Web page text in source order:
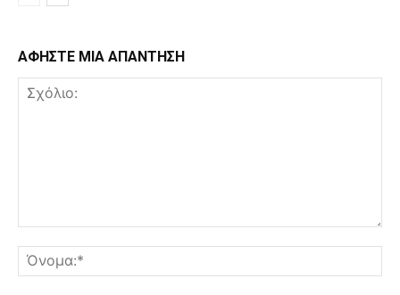
ΑΦΗΣΤΕ ΜΙΑ ΑΠΑΝΤΗΣΗ